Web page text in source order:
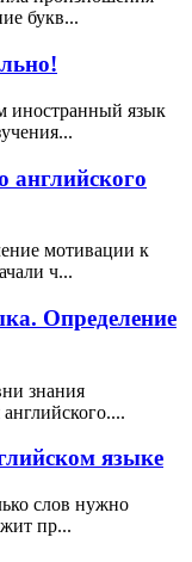
букв...
иностранный язык
английского
мотивации к
ч...
Определение
знания
языке
слов нужно
пр...